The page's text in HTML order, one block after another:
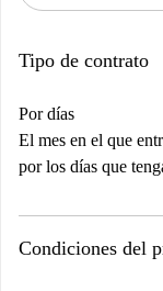
Tipo de contrato
Por días
El mes en el que
por los días que
Condiciones del